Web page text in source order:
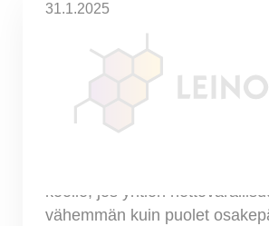
31.1.2025
YRITYKSEN OMA
ALLE PUOLET
OSAKEPÄÄOMASTA
TEHDÄ
koolle, jos yhtiön
vähemmän kuin puolet